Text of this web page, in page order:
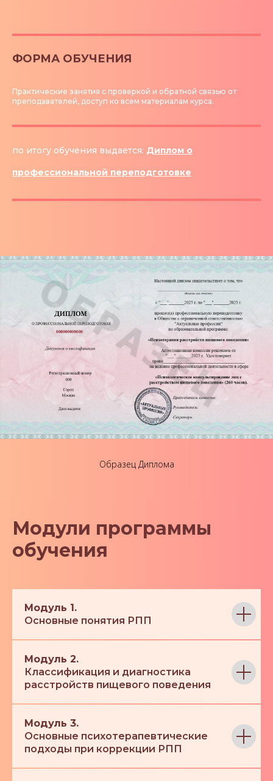
ФОРМА ОБУЧЕНИЯ
Практические занятия с проверкой и обратной связью от
преподавателей, доступ ко всем материалам курса.
по итогу обучения выдается: Диплом о
профессиональной переподготовке
Образец Диплома
Модули программы
обучения
Модуль 1.
Основные понятия РПП
Модуль 2.
Классификация и диагностика
расстройств пищевого поведения
Модуль 3.
Основные психотерапевтические
подходы при коррекции РПП